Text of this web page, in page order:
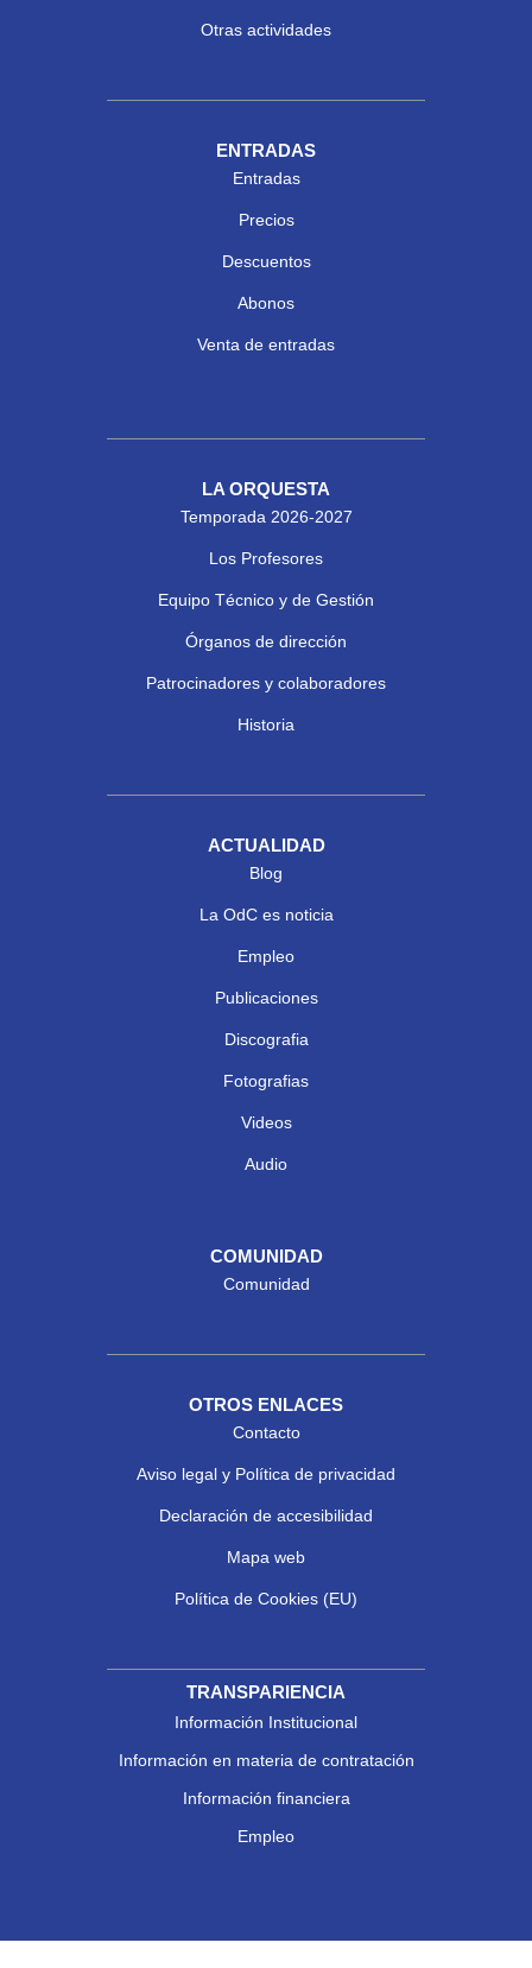
Otras actividades
ENTRADAS
Entradas
Precios
Descuentos
Abonos
Venta de entradas
LA ORQUESTA
Temporada 2026-2027
Los Profesores
Equipo Técnico y de Gestión
Órganos de dirección
Patrocinadores y colaboradores
Historia
ACTUALIDAD
Blog
La OdC es noticia
Empleo
Publicaciones
Discografia
Fotografias
Videos
Audio
COMUNIDAD
Comunidad
OTROS ENLACES
Contacto
Aviso legal y Política de privacidad
Declaración de accesibilidad
Mapa web
Política de Cookies (EU)
TRANSPARIENCIA
Información Institucional
Información en materia de contratación
Información financiera
Empleo